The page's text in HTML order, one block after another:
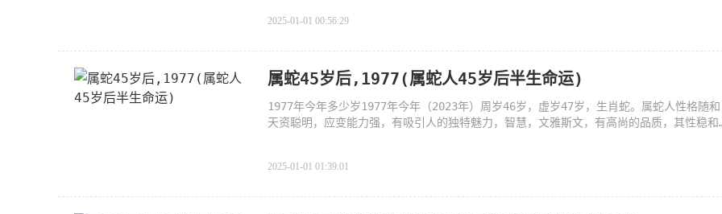
2025-01-01 00:56:29
属蛇45岁后,1977(属蛇人45岁后半生命运)
1977年今年多少岁1977年今年（2023年）周岁46岁，虚岁47岁，生肖蛇。属蛇人性格随和
天资聪明，应变能力强，有吸引人的独特魅力，智慧，文雅斯文，有高尚的品质，其性稳和
2025-01-01 01:39:01